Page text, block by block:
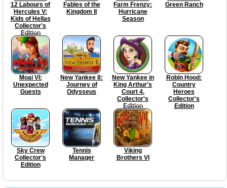
12 Labours of
Hercules V:
Kids of Hellas
Collector's
Edition
Fables of the
Kingdom II
Farm Frenzy:
Hurricane
Season
Green Ranch
Moai VI:
Unexpected
Guests
New Yankee 8:
Journey of
Odysseus
New Yankee in
King Arthur's
Court 4.
Collector's
Edition
Robin Hood:
Country
Heroes
Collector's
Edition
Sky Crew
Collector's
Edition
Tennis
Manager
Viking
Brothers VI